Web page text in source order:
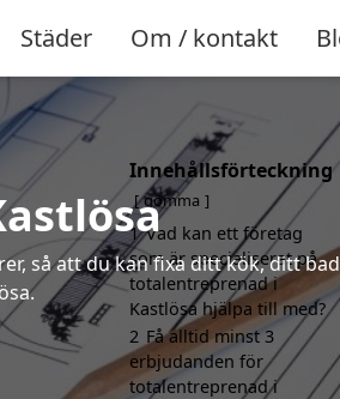
Städer Om / kontakt
så att du kan fixa ditt kök, ditt
Innehållsförteckning
gömma
1 Vad kan ett företag
som är specialiserat på
totalentreprenad i
Kastlösa hjälpa till med?
2 Få alltid minst 3
erbjudanden för
totalentreprenad i